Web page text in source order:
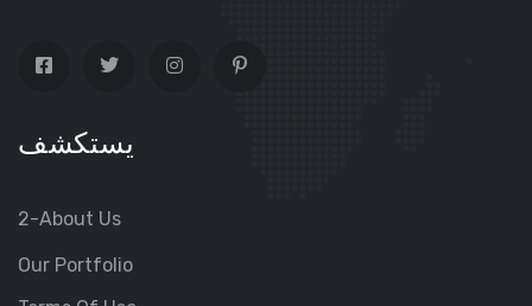
يستكشف
2-About Us
Our Portfolio